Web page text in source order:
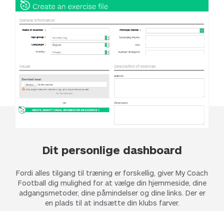
Dit personlige dashboard
Fordi alles tilgang til træning er forskellig, giver My Coach
Football dig mulighed for at vælge din hjemmeside, dine
adgangsmetoder, dine påmindelser og dine links. Der er
en plads til at indsætte din klubs farver.